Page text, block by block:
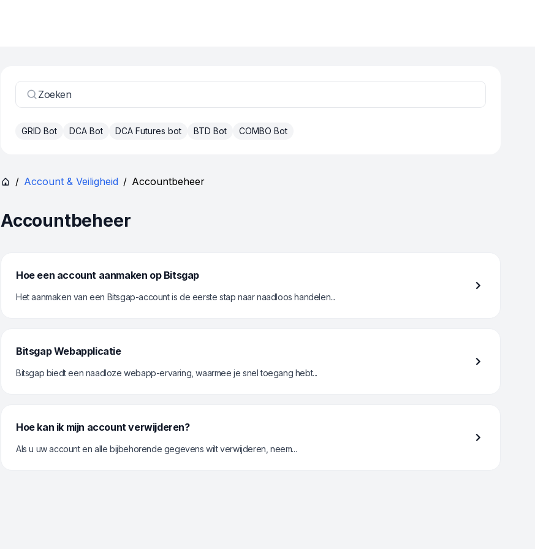
Zoeken
GRID Bot DCA Bot DCA Futures bot BTD Bot COMBO Bot
/ Account & Veiligheid / Accountbeheer
Accountbeheer
Hoe een account aanmaken op Bitsgap
Het aanmaken van een Bitsgap-account is de eerste stap naar naadloos handelen...
Bitsgap Webapplicatie
Bitsgap biedt een naadloze webapp-ervaring, waarmee je snel toegang hebt...
Hoe kan ik mijn account verwijderen?
Als u uw account en alle bijbehorende gegevens wilt verwijderen, neem...